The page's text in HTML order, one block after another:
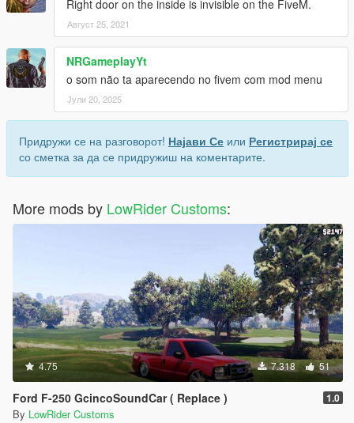
Right door on the inside is invisible on the FiveM.
Август 25, 2021
NRGameplayYt
o som não ta aparecendo no fivem com mod menu
Јули 20, 2025
Придружи се на разговорот! Најави Се или Регистрирај се
со сметка за да се придружиш на коментарите.
More mods by LowRider Customs:
4.75 7.318 51
Ford F-250 GcincoSoundCar ( Replace ) 1.0
By LowRider Customs